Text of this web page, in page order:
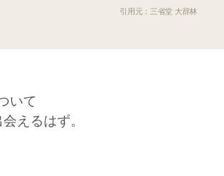
三省堂 大辞林
いて
えるはず。